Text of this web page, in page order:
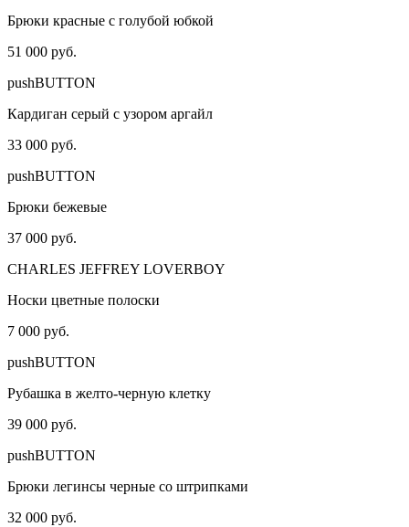
Брюки красные с голубой юбкой
51 000 руб.
pushBUTTON
Кардиган серый с узором аргайл
33 000 руб.
pushBUTTON
Брюки бежевые
37 000 руб.
CHARLES JEFFREY LOVERBOY
Носки цветные полоски
7 000 руб.
pushBUTTON
Рубашка в желто-черную клетку
39 000 руб.
pushBUTTON
Брюки легинсы черные со штрипками
32 000 руб.